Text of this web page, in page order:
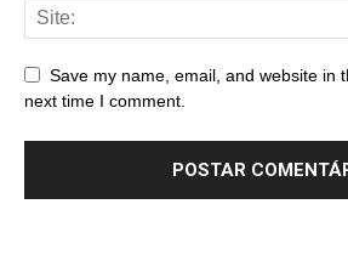
Save my name, email, and website in
next time I comment.